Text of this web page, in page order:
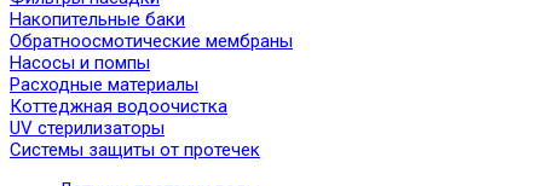
Накопительные баки
Обратноосмотические мембраны
Насосы и помпы
Расходные материалы
Коттеджная водоочистка
UV стерилизаторы
Системы защиты от протечек